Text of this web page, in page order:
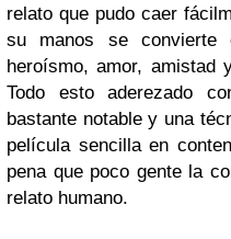
relato que pudo caer
su manos se convierte
heroísmo, amor, amistad
Todo esto aderezado
bastante notable y una
película sencilla en
pena que poco gente la
relato humano.